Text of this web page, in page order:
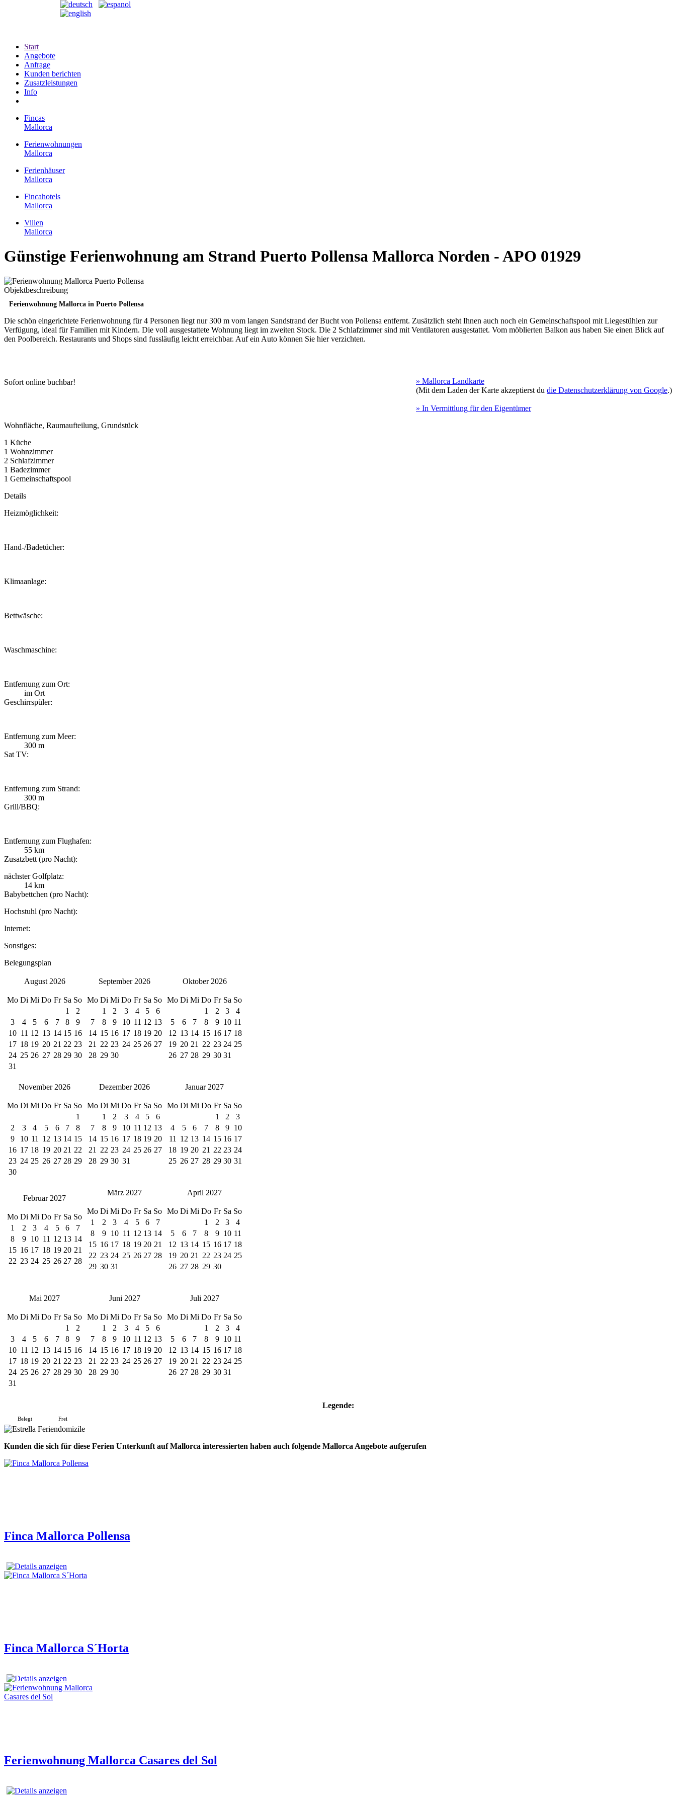
Start
Angebote
Anfrage
Kunden berichten
Zusatzleistungen
Info
Fincas
Mallorca
Ferienwohnungen
Mallorca
Ferienhäuser
Mallorca
Fincahotels
Mallorca
Villen
Mallorca
Günstige Ferienwohnung am Strand Puerto Pollensa Mallorca Norden - APO 01929
Objektbeschreibung
Ferienwohnung Mallorca in Puerto Pollensa
Die schön eingerichtete Ferienwohnung für 4 Personen liegt nur 300 m vom langen Sandstrand der Bucht von Pollensa entfernt. Zusätzlich steht Ihnen auch noch ein Gemeinschaftspool mit Liegestühlen zur
Verfügung, ideal für Familien mit Kindern. Die voll ausgestattete Wohnung liegt im zweiten Stock. Die 2 Schlafzimmer sind mit Ventilatoren ausgestattet. Vom möblierten Balkon aus haben Sie einen Blick auf
den Poolbereich. Restaurants und Shops sind fussläufig leicht erreichbar. Auf ein Auto können Sie hier verzichten.
» Mallorca Landkarte
(Mit dem Laden der Karte akzeptierst du die Datenschutzerklärung von Google.)
» In Vermittlung für den Eigentümer
Sofort online buchbar!
Wohnfläche, Raumaufteilung, Grundstück
1 Küche
1 Wohnzimmer
2 Schlafzimmer
1 Badezimmer
1 Gemeinschaftspool
Details
Heizmöglichkeit:
Hand-/Badetücher:
Klimaanlage:
Bettwäsche:
Waschmaschine:
Entfernung zum Ort:
im Ort
Geschirrspüler:
Entfernung zum Meer:
300 m
Sat TV:
Entfernung zum Strand:
300 m
Grill/BBQ:
Entfernung zum Flughafen:
55 km
Zusatzbett (pro Nacht):
nächster Golfplatz:
14 km
Babybettchen (pro Nacht):
Hochstuhl (pro Nacht):
Internet:
Sonstiges:
Belegungsplan
August 2026
Mo Di Mi Do Fr Sa So
1
2
3
4 5 6 7 8
9
10 11 12 13 14 15 16
17 18 19 20 21 22 23
24 25 26 27 28 29 30
31
September 2026
Mo Di Mi Do Fr Sa So
1
2 3 4 5
6
7
8 9 10 11 12 13
14 15 16 17 18 19 20
21 22 23 24 25 26 27
28 29 30
Oktober 2026
Mo Di Mi Do Fr Sa So
1
2 3
4
5
6 7 8 9 10 11
12 13 14 15 16 17 18
19 20 21 22 23 24 25
26 27 28 29 30 31
November 2026
Mo Di Mi Do Fr Sa So
1
2
3 4 5 6 7
8
9
10 11 12 13 14 15
16 17 18 19 20 21 22
23 24 25 26 27 28 29
30
Dezember 2026
Mo Di Mi Do Fr Sa So
1
2 3 4 5
6
7
8 9 10 11 12 13
14 15 16 17 18 19 20
21 22 23 24 25 26 27
28 29 30 31
Januar 2027
Mo Di Mi Do Fr Sa So
1
2
3
4
5 6 7 8 9 10
11 12 13 14 15 16 17
18 19 20 21 22 23 24
25 26 27 28 29 30 31
Februar 2027
Mo Di Mi Do Fr Sa So
1
2 3 4 5 6
7
8
9 10 11 12 13 14
15 16 17 18 19 20 21
22 23 24 25 26 27 28
März 2027
Mo Di Mi Do Fr Sa So
1
2 3 4 5 6
7
8
9 10 11 12 13 14
15 16 17 18 19 20 21
22 23 24 25 26 27 28
29 30 31
April 2027
Mo Di Mi Do Fr Sa So
1
2 3
4
5
6 7 8 9 10 11
12 13 14 15 16 17 18
19 20 21 22 23 24 25
26 27 28 29 30
Mai 2027
Mo Di Mi Do Fr Sa So
1
2
3
4 5 6 7 8
9
10 11 12 13 14 15 16
17 18 19 20 21 22 23
24 25 26 27 28 29 30
31
Juni 2027
Mo Di Mi Do Fr Sa So
1
2 3 4 5
6
7
8 9 10 11 12 13
14 15 16 17 18 19 20
21 22 23 24 25 26 27
28 29 30
Juli 2027
Mo Di Mi Do Fr Sa So
1
2 3
4
5
6 7 8 9 10 11
12 13 14 15 16 17 18
19 20 21 22 23 24 25
26 27 28 29 30 31
Legende:
Belegt Frei
Kunden die sich für diese Ferien Unterkunft auf Mallorca interessierten haben auch folgende Mallorca Angebote aufgerufen
Finca Mallorca Pollensa
Finca Mallorca S´Horta
Ferienwohnung Mallorca Casares del Sol